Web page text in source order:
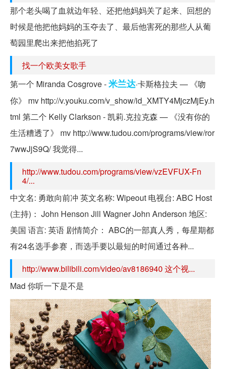
那个老头喝了血就边年轻、还把他妈妈关了起来、回想的
时候是他把他妈妈的玉夺去了、最后他害死的那些人从葡
萄园里爬出来把他掐死了
找一个欧美女歌手
第一个 Miranda Cosgrove -米兰达·卡斯格拉夫 — 《吻
你》 mv http://v.youku.com/v_show/id_XMTY4MjczMjEy.h
tml 第二个 Kelly Clarkson - 凯莉.克拉克森 — 《没有你的
生活糟透了》 mv http://www.tudou.com/programs/view/ror
7wwJjS9Q/ 我觉得...
http://www.tudou.com/programs/view/vzEVFUX-Fn
4/...
中文名: 勇敢向前冲 英文名称: Wipeout 电视台: ABC Host
(主持)： John Henson Jill Wagner John Anderson 地区:
美国 语言: 英语 剧情简介： ABC的一部真人秀，每星期都
有24名选手参赛，而选手要以最短的时间通过各种...
http://www.bilibili.com/video/av8186940 这个视...
Mad 你听一下是不是